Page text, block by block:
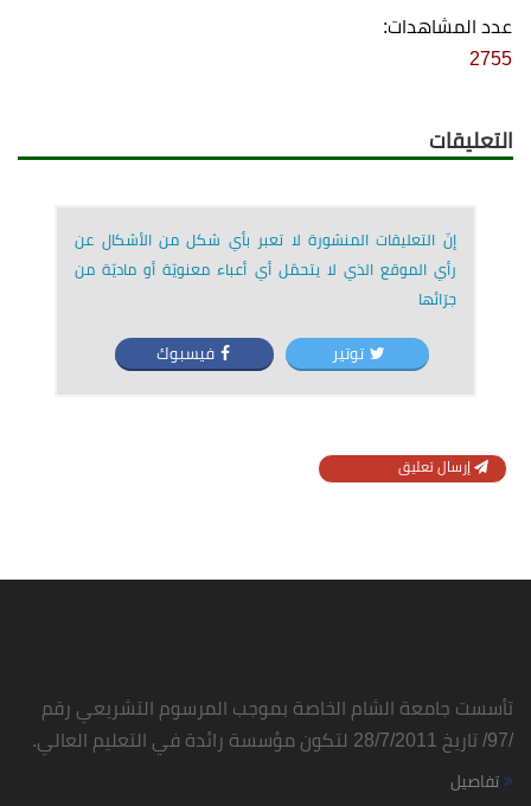
عدد المشاهدات:
2755
التعليقات
إنّ التعليقات المنشورة لا تعبر بأي شكل من الأشكال عن
رأي الموقع الذي لا يتحمّل أي أعباء معنويّة أو ماديّة من
جرّائها
توتير فيسبوك
إرسال تعليق
تأسست جامعة الشام الخاصة بموجب المرسوم التشريعي رقم
/97/ تاريخ 28/7/2011 لتكون مؤسسة رائدة في التعليم العالي.
تفاصيل